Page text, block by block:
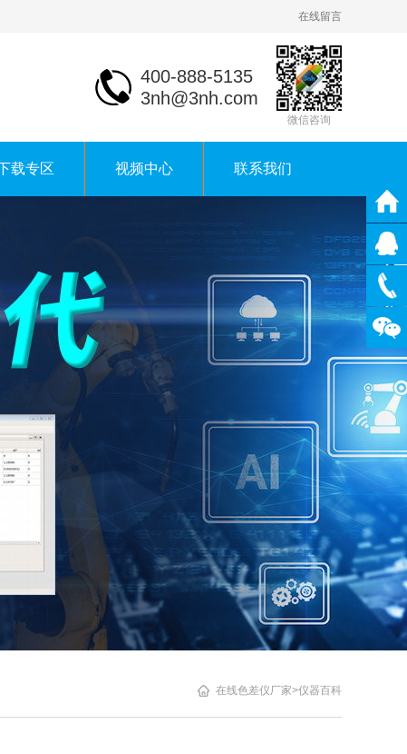
在线留言
微信咨询
400-888-5135
3nh@3nh.com
载专区 视频中心 联系我们
在线色差仪厂家>仪器百科